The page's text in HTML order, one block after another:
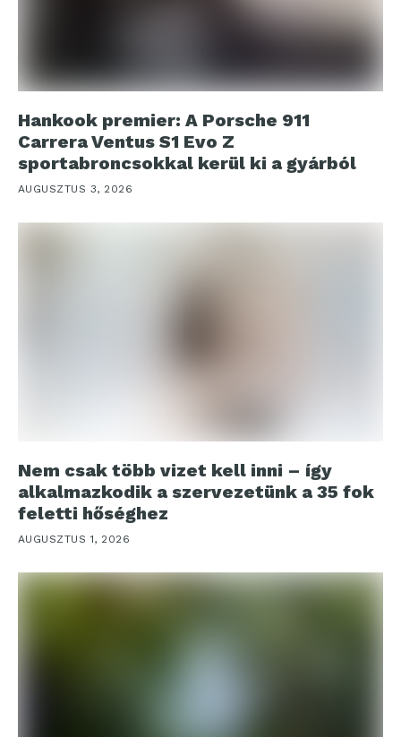
Hankook premier: A Porsche 911
Carrera Ventus S1 Evo Z
sportabroncsokkal kerül ki a gyárból
AUGUSZTUS 3, 2026
Nem csak több vizet kell inni – így
alkalmazkodik a szervezetünk a 35 fok
feletti hőséghez
AUGUSZTUS 1, 2026